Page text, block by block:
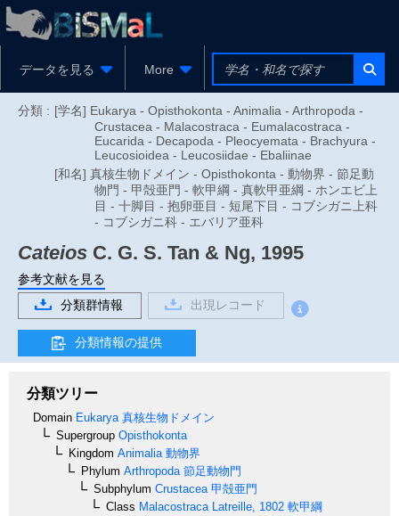
データを見る More
分類 : [学名] Eukarya - Opisthokonta - Animalia - Arthropoda -
Crustacea - Malacostraca - Eumalacostraca -
Eucarida - Decapoda - Pleocyemata - Brachyura -
Leucosioidea - Leucosiidae - Ebaliinae
[和名] 真核生物ドメイン - Opisthokonta - 動物界 - 節足動
物門 - 甲殻亜門 - 軟甲綱 - 真軟甲亜綱 - ホンエビ上
目 - 十脚目 - 抱卵亜目 - 短尾下目 - コブシガニ上科
- コブシガニ科 - エバリア亜科
Cateios C. G. S. Tan & Ng, 1995
参考文献を見る
分類群情報
出現レコード
分類情報の提供
分類ツリー
Domain Eukarya 真核生物ドメイン
Supergroup Opisthokonta
Kingdom Animalia 動物界
Phylum Arthropoda 節足動物門
Subphylum Crustacea 甲殻亜門
Class Malacostraca Latreille, 1802 軟甲綱